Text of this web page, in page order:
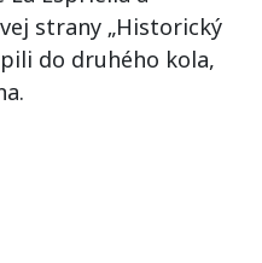
strany „Historický
do druhého kola,